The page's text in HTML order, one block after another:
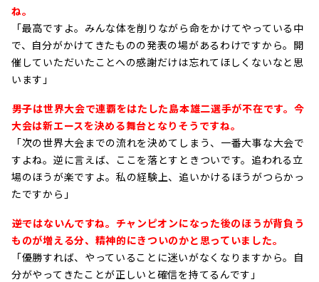
ね。
「最高ですよ。みんな体を削りながら命をかけてやっている中
で、自分がかけてきたものの発表の場があるわけですから。開
催していただいたことへの感謝だけは忘れてほしくないなと思
います」
――男子は世界大会で連覇をはたした島本雄二選手が不在です。今
大会は新エースを決める舞台となりそうですね。
「次の世界大会までの流れを決めてしまう、一番大事な大会で
すよね。逆に言えば、ここを落とすときついです。追われる立
場のほうが楽ですよ。私の経験上、追いかけるほうがつらかっ
たですから」
――逆ではないんですね。チャンピオンになった後のほうが背負う
ものが増える分、精神的にきついのかと思っていました。
「優勝すれば、やっていることに迷いがなくなりますから。自
分がやってきたことが正しいと確信を持てるんです」